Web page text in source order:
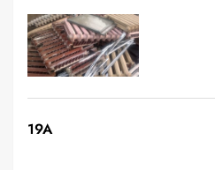
19A